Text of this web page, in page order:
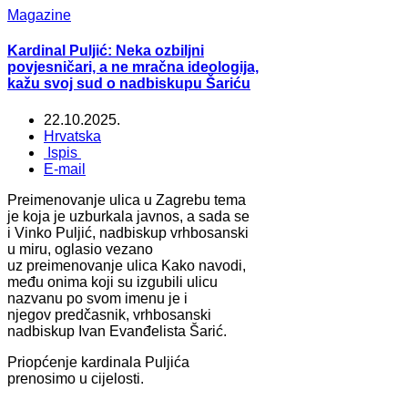
Magazine
Kardinal Puljić: Neka ozbiljni
povjesničari, a ne mračna ideologija,
kažu svoj sud o nadbiskupu Šariću
22.10.2025.
Hrvatska
Ispis
E-mail
Preimenovanje ulica u Zagrebu tema
je koja je uzburkala javnos, a sada se
i Vinko Puljić, nadbiskup vrhbosanski
u miru, oglasio vezano
uz preimenovanje ulica Kako navodi,
među onima koji su izgubili ulicu
nazvanu po svom imenu je i
njegov predčasnik, vrhbosanski
nadbiskup Ivan Evanđelista Šarić.
Priopćenje kardinala Puljića
prenosimo u cijelosti.